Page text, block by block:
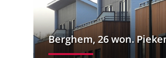
Berghem, 26 won.